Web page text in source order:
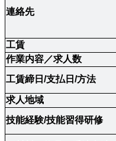
連絡先
工賃
作業内容／求人数
工賃締日/支払日/方法
求人地域
技能経験/技能習得研修